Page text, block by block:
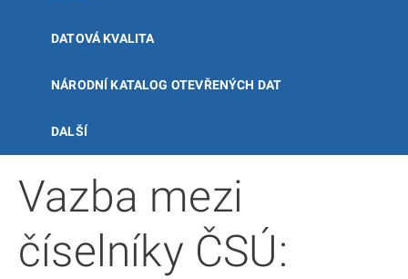
DATOVÁ KVALITA
NÁRODNÍ KATALOG OTEVŘENÝCH DAT
DALŠÍ
Vazba mezi
číselníky ČSÚ: